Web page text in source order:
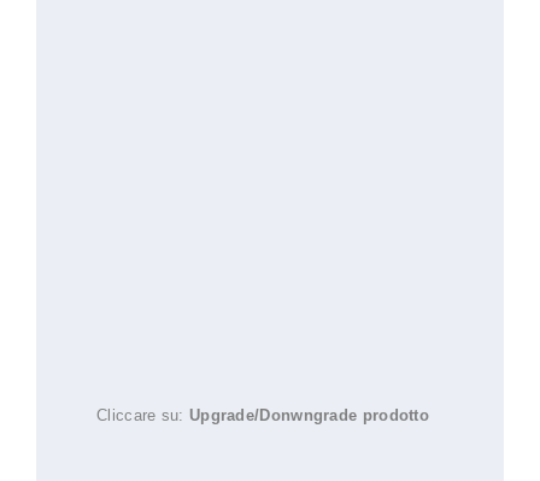
Cliccare su: Upgrade/Donwngrade prodotto